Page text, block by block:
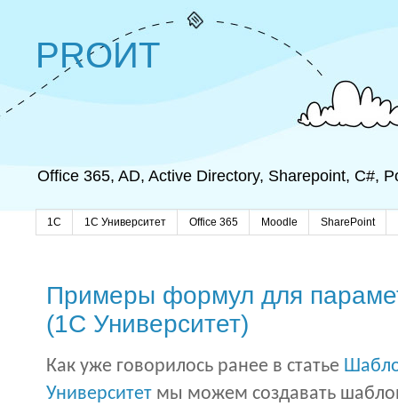
PROИТ
Office 365, AD, Active Directory, Sharepoint, C#,
1C 1С Университет Office 365 Moodle SharePoint
Примеры формул для
(1С Университет)
Как уже говорилось ранее в статье
Университет мы можем создавать